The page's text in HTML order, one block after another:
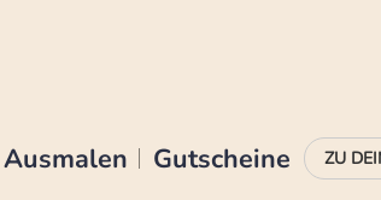
Ausmalen Gutscheine